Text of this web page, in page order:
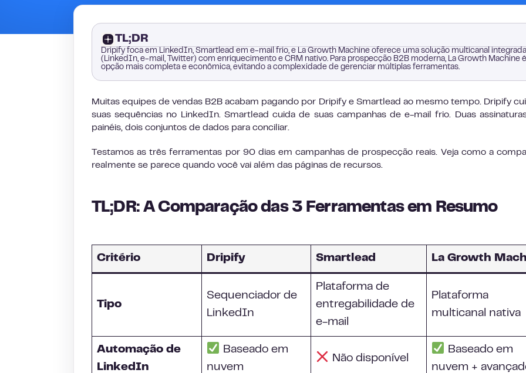
TL;DR
Dripify foca em LinkedIn, Smartlead em e-mail frio, e La Growth Machine oferece uma solução multicanal integrada
(LinkedIn, e-mail, Twitter) com enriquecimento e CRM nativo. Para prospecção B2B moderna, La Growth Machine
opção mais completa e econômica, evitando a complexidade de gerenciar múltiplas ferramentas.
Muitas equipes de vendas B2B acabam pagando por Dripify e Smartlead ao mesmo tempo. Dripify
suas sequências no LinkedIn. Smartlead cuida de suas campanhas de e-mail frio. Duas
painéis, dois conjuntos de dados para conciliar.
Testamos as três ferramentas por 90 dias em campanhas de prospecção reais. Veja como a
realmente se parece quando você vai além das páginas de recursos.
TL;DR: A Comparação das 3 Ferramentas em Resumo
Critério Dripify Smartlead La Growth
Tipo
Sequenciador de
LinkedIn
Plataforma de
entregabilidade de
e-mail
Plataforma
multicanal nativa
Automação de
LinkedIn
Baseado em
nuvem
Não disponível
Baseado em
nuvem +